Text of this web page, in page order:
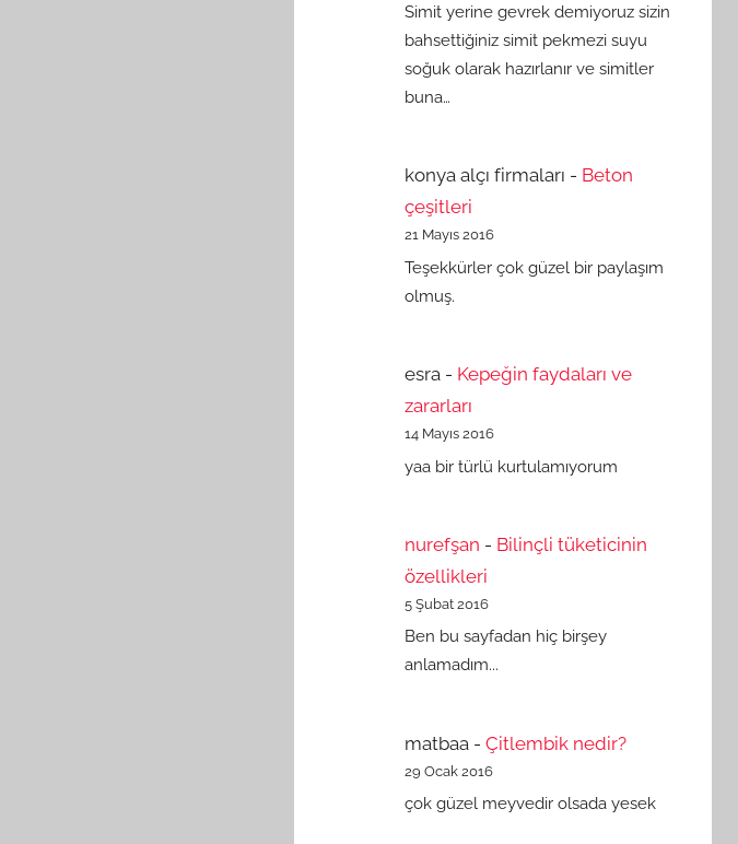
Simit yerine gevrek demiyoruz sizin
bahsettiğiniz simit pekmezi suyu
soğuk olarak hazırlanır ve simitler
buna…
konya alçı firmaları - Beton
çeşitleri
21 Mayıs 2016
Teşekkürler çok güzel bir paylaşım
olmuş.
esra- Kepeğin faydaları ve
zararları
14 Mayıs 2016
yaa bir türlü kurtulamıyorum
nurefşan - Bilinçli tüketicinin
özellikleri
5 Şubat 2016
Ben bu sayfadan hiç birşey
anlamadım...
matbaa- Çitlembik nedir?
29 Ocak 2016
çok güzel meyvedir olsada yesek